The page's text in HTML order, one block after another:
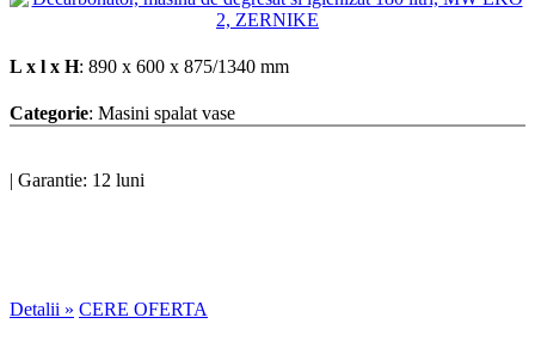
L x l x H: 890 x 600 x 875/1340 mm
Categorie: Masini spalat vase
| Garantie: 12 luni
Detalii » CERE OFERTA